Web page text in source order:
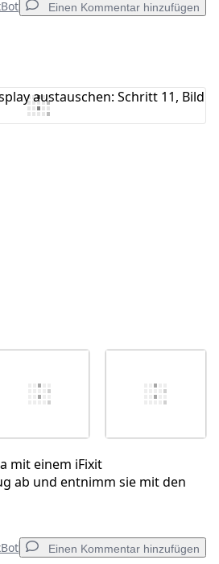
Einen Kommentar hinzufügen
mit einem iFixit
ab und entnimm sie mit den
Einen Kommentar hinzufügen